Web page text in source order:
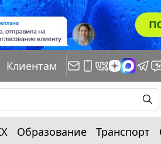
Клиентам
Образование Транспорт